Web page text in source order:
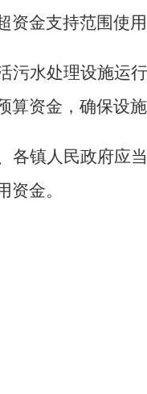
资金支持范围使
水处理设施运行
算资金，确保设
镇人民政府应当
资金。